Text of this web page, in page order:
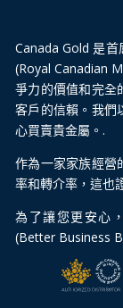
Canada Gold 是
(Royal Canadian
爭力的價值和完全
客戶的信賴。我們
心買賣貴金屬。.
作為一家家族經營
率和轉介率，這也
為了讓您更安心
(Better Business